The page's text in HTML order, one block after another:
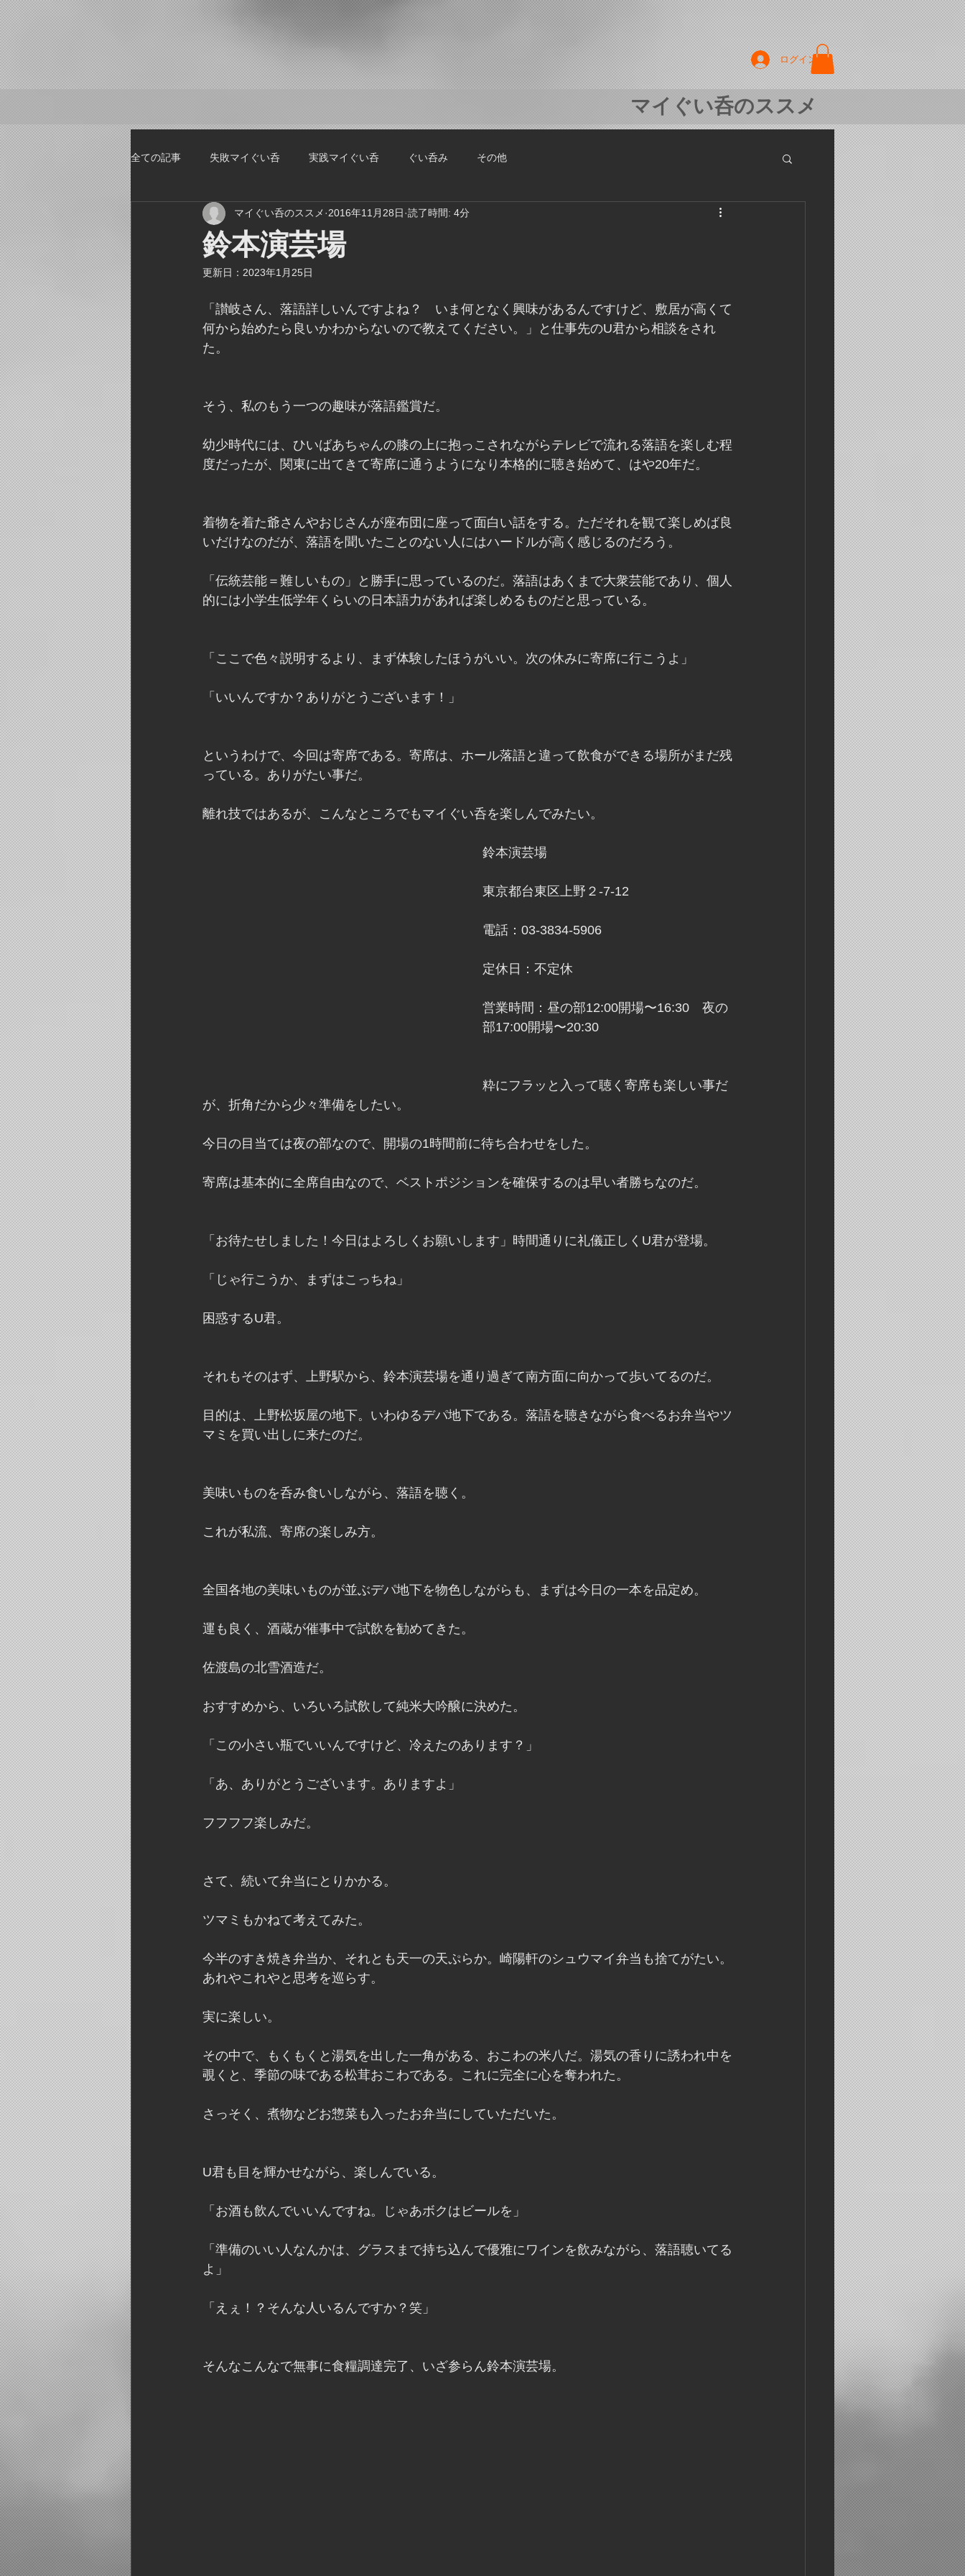
ログイン
マイぐい呑のススメ
全ての記事 失敗マイぐい呑 実践マイぐい呑 ぐい呑み その他
鈴本演芸場
マイぐい呑のススメ 2016年11月28日 読了時間: 4分
更新日： 2023年1月25日
「讃岐さん、落語詳しいんですよね？　いま何となく興味があるんですけど、敷居が高くて
何から始めたら良いかわからないので教えてください。」と仕事先のU君から相談をされ
た。
そう、私のもう一つの趣味が落語鑑賞だ。
幼少時代には、ひいばあちゃんの膝の上に抱っこされながらテレビで流れる落語を楽しむ程
度だったが、関東に出てきて寄席に通うようになり本格的に聴き始めて、はや20年だ。
着物を着た爺さんやおじさんが座布団に座って面白い話をする。ただそれを観て楽しめば良
いだけなのだが、落語を聞いたことのない人にはハードルが高く感じるのだろう。
「伝統芸能＝難しいもの」と勝手に思っているのだ。落語はあくまで大衆芸能であり、個人
的には小学生低学年くらいの日本語力があれば楽しめるものだと思っている。
「ここで色々説明するより、まず体験したほうがいい。次の休みに寄席に行こうよ」
「いいんですか？ありがとうございます！」
というわけで、今回は寄席である。寄席は、ホール落語と違って飲食ができる場所がまだ残
っている。ありがたい事だ。
離れ技ではあるが、こんなところでもマイぐい呑を楽しんでみたい。
鈴本演芸場
東京都台東区上野２-7-12
電話：03-3834-5906
定休日：不定休
営業時間：昼の部12:00開場〜16:30　夜の
部17:00開場〜20:30
粋にフラッと入って聴く寄席も楽しい事だ
が、折角だから少々準備をしたい。
今日の目当ては夜の部なので、開場の1時間前に待ち合わせをした。
寄席は基本的に全席自由なので、ベストポジションを確保するのは早い者勝ちなのだ。
「お待たせしました！今日はよろしくお願いします」時間通りに礼儀正しくU君が登場。
「じゃ行こうか、まずはこっちね」
困惑するU君。
それもそのはず、上野駅から、鈴本演芸場を通り過ぎて南方面に向かって歩いてるのだ。
目的は、上野松坂屋の地下。いわゆるデパ地下である。落語を聴きながら食べるお弁当やツ
マミを買い出しに来たのだ。
美味いものを呑み食いしながら、落語を聴く。
これが私流、寄席の楽しみ方。
全国各地の美味いものが並ぶデパ地下を物色しながらも、まずは今日の一本を品定め。
運も良く、酒蔵が催事中で試飲を勧めてきた。
佐渡島の北雪酒造だ。
おすすめから、いろいろ試飲して純米大吟醸に決めた。
「この小さい瓶でいいんですけど、冷えたのあります？」
「あ、ありがとうございます。ありますよ」
フフフフ楽しみだ。
さて、続いて弁当にとりかかる。
ツマミもかねて考えてみた。
今半のすき焼き弁当か、それとも天一の天ぷらか。崎陽軒のシュウマイ弁当も捨てがたい。
あれやこれやと思考を巡らす。
実に楽しい。
その中で、もくもくと湯気を出した一角がある、おこわの米八だ。湯気の香りに誘われ中を
覗くと、季節の味である松茸おこわである。これに完全に心を奪われた。
さっそく、煮物などお惣菜も入ったお弁当にしていただいた。
U君も目を輝かせながら、楽しんでいる。
「お酒も飲んでいいんですね。じゃあボクはビールを」
「準備のいい人なんかは、グラスまで持ち込んで優雅にワインを飲みながら、落語聴いてる
よ」
「えぇ！？そんな人いるんですか？笑」
そんなこんなで無事に食糧調達完了、いざ参らん鈴本演芸場。